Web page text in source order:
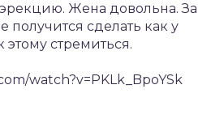
Жена довольна. За
получится сделать как у
стремиться.
watch?v=PKLk_BpoYSk